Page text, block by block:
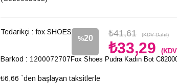
Tedarikçi : fox SHOES
%20
İndirim
₺41,61 (KDV Dahil)
₺33,29
Barkod : 1200072707
₺6,66 `den başlayan taksitlerle
Fox Shoes Pudra Kadın Bot